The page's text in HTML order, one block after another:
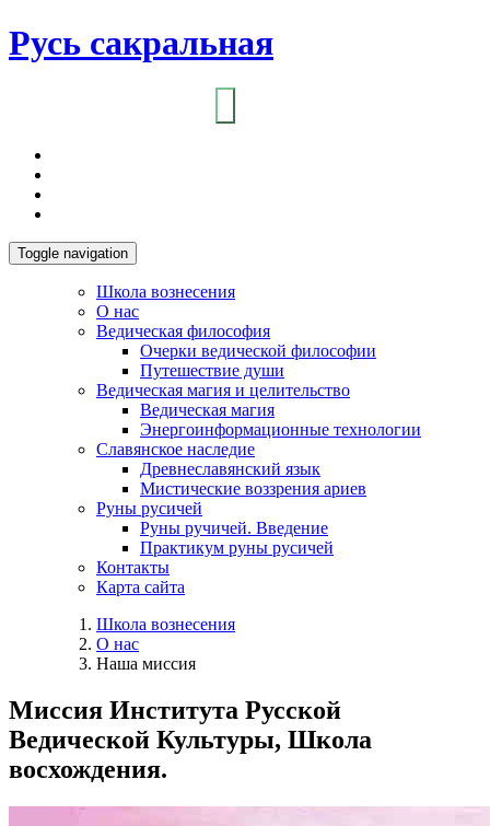
Русь сакральная
Toggle navigation
Школа вознесения
О нас
Ведическая философия
Очерки ведической философии
Путешествие души
Ведическая магия и целительство
Ведическая магия
Энергоинформационные технологии
Славянское наследие
Древнеславянский язык
Мистические воззрения ариев
Руны русичей
Руны ручичей. Введение
Практикум руны русичей
Контакты
Карта сайта
Школа вознесения
О нас
Наша миссия
Миссия Института Русской
Ведической Культуры, Школа
восхождения.